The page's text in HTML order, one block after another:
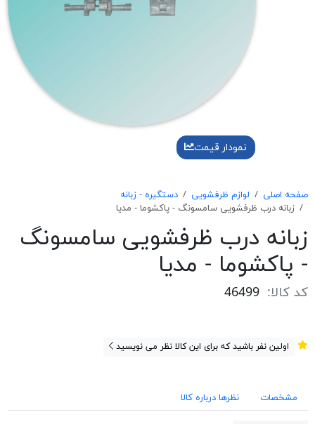
نمودار قیمت
صفحه اصلی لوازم ظرفشویی
دستگیره - زبانه
زبانه درب ظرفشويی سامسونگ - پاكشوما - مديا
زبانه درب ظرفشويی سامسونگ
- پاكشوما - مديا
کد کالا: 46499
اولین نفر باشید که برای این کالا نظر می نویسید
مشخصات نظرها درباره کالا